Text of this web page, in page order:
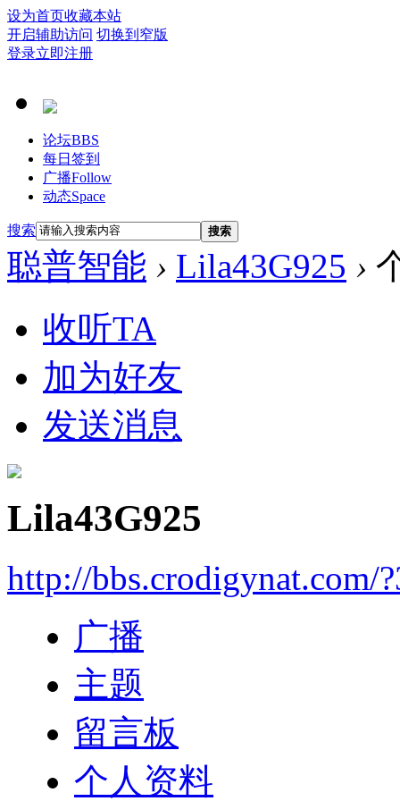
设为首页收藏本站
开启辅助访问 切换到窄版
登录立即注册
论坛BBS
每日签到
广播Follow
动态Space
搜索 搜索
聪普智能 › Lila43G925 ›
收听TA
加为好友
发送消息
Lila43G925
http://bbs.crodigynat.com/
广播
主题
留言板
个人资料